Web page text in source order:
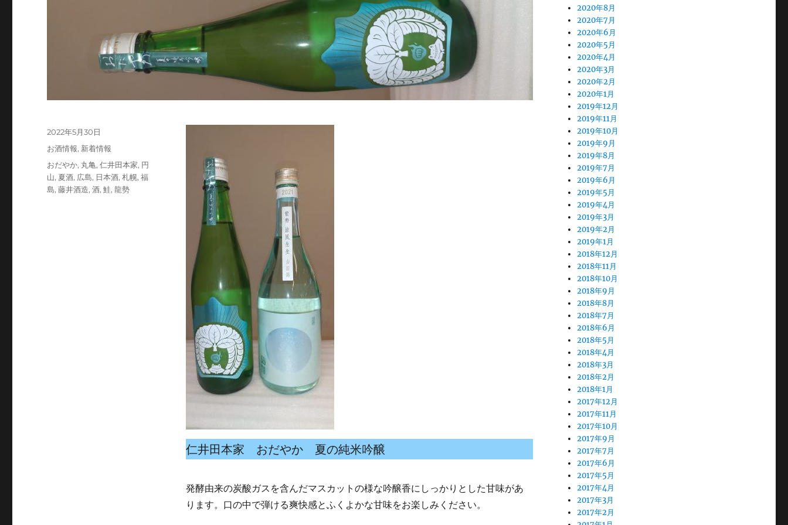
仁井田本家 おだやか 夏の純米吟醸
発酵由来の炭酸ガスを含んだマスカットの様な吟醸香にしっかりとした甘味があ
ります。口の中で弾ける爽快感とふくよかな甘味をお楽しみください。
投
稿
2022年5月30日
カ
テ
ゴ
リ
お酒情報, 新着情報
タ
グ
おだやか, 丸亀,仁井田本家, 円
山, 夏酒, 広島, 日本酒,札幌,福
島,藤井酒造,酒,鮭,龍勢
2020年8月
2020年7月
2020年6月
2020年5月
2020年4月
2020年3月
2020年2月
2020年1月
2019年12月
2019年11月
2019年10月
2019年9月
2019年8月
2019年7月
2019年6月
2019年5月
2019年4月
2019年3月
2019年2月
2019年1月
2018年12月
2018年11月
2018年10月
2018年9月
2018年8月
2018年7月
2018年6月
2018年5月
2018年4月
2018年3月
2018年2月
2018年1月
2017年12月
2017年11月
2017年10月
2017年9月
2017年7月
2017年6月
2017年5月
2017年4月
2017年3月
2017年2月